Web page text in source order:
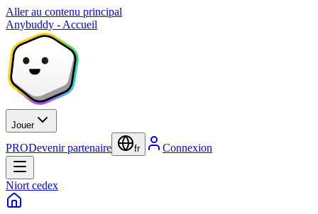
Aller au contenu principal
Anybuddy - Accueil
Jouer
PRODevenir partenaire fr Connexion
Niort cedex